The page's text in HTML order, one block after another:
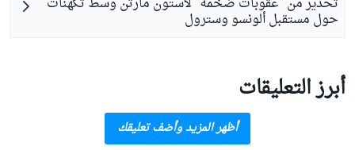
حول مستقبل ألونسو وسترول
أبرز التعليقات
أظهر المزيد وأضف تعليقك